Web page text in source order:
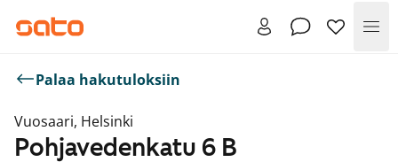
Palaa hakutuloksiin
Vuosaari, Helsinki
Pohjavedenkatu 6 B